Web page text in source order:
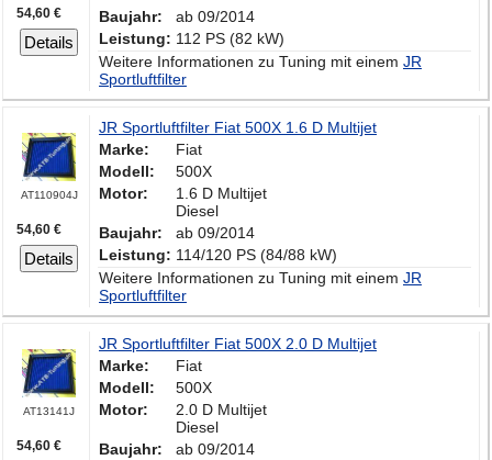
54,60 €
Details
Baujahr:
ab 09/2014
Leistung: 112 PS (82 kW)
Weitere Informationen zu Tuning mit einem JR
Sportluftfilter
AT110904J
54,60 €
Details
JR Sportluftfilter Fiat 500X 1.6 D Multijet
Marke:
Fiat
Modell:
500X
Motor:
1.6 D Multijet
Diesel
Baujahr:
ab 09/2014
Leistung: 114/120 PS (84/88 kW)
Weitere Informationen zu Tuning mit einem JR
Sportluftfilter
AT13141J
54,60 €
JR Sportluftfilter Fiat 500X 2.0 D Multijet
Marke:
Fiat
Modell:
500X
Motor:
2.0 D Multijet
Diesel
Baujahr:
ab 09/2014